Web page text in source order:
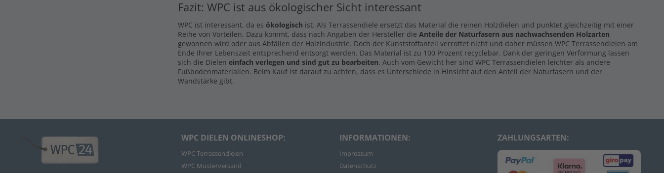
Fazit: WPC ist aus ökologischer Sicht interessant
WPC ist interessant, da es ökologisch ist. Als Terrassendiele ersetzt das Material die reinen Holzdielen und punktet gleichzeitig mit einer
Reihe von Vorteilen. Dazu kommt, dass nach Angaben der Hersteller die Anteile der Naturfasern aus nachwachsenden Holzarten
gewonnen wird oder aus Abfällen der Holzindustrie. Doch der Kunststoffanteil verrottet nicht und daher müssen WPC Terrassendielen am
Ende Ihrer Lebenszeit entsprechend entsorgt werden. Das Material ist zu 100 Prozent recyclebar. Dank der geringen Verformung lassen
sich die Dielen einfach verlegen und sind gut zu bearbeiten. Auch vom Gewicht her sind WPC Terrassendielen leichter als andere
Fußbodenmaterialien. Beim Kauf ist darauf zu achten, dass es Unterschiede in Hinsicht auf den Anteil der Naturfasern und der
Wandstärke gibt.
WPC DIELEN ONLINESHOP:
WPC Terrassendielen
WPC Musterversand
INFORMATIONEN:
Impressum
Datenschutz
ZAHLUNGSARTEN: